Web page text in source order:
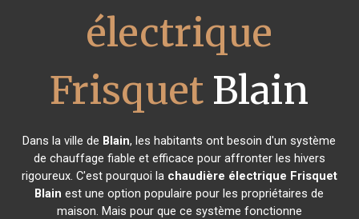
électrique
Frisquet Blain
Dans la ville de Blain, les habitants ont besoin d'un système
de chauffage fiable et efficace pour affronter les hivers
rigoureux. C'est pourquoi la chaudière électrique Frisquet
Blain est une option populaire pour les propriétaires de
maison. Mais pour que ce système fonctionne